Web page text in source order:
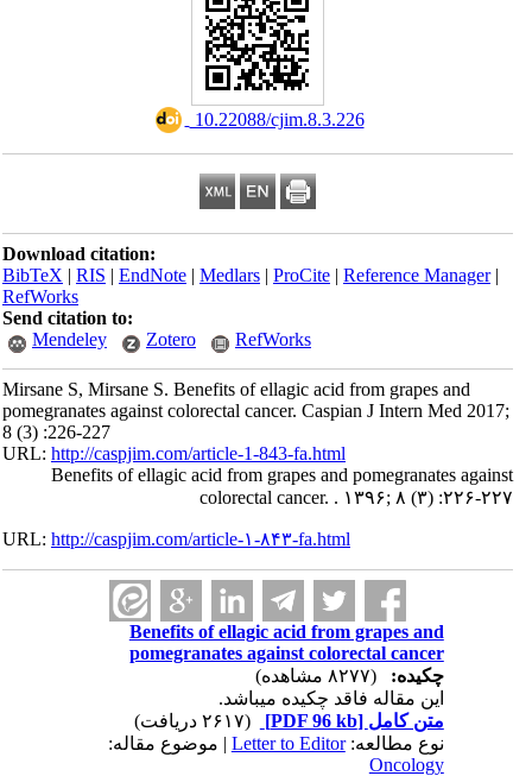
‎ 10.22088/cjim.8.3.226
Download citation:
BibTeX|RIS|EndNote|Medlars|ProCite|Reference Manager
RefWorks
Send citation to:
Mendeley
Zotero RefWorks
Mirsane S, Mirsane S. Benefits of ellagic acid from grapes and
pomegranates against colorectal cancer. Caspian J Intern Med 2017;
8 (3) :226-227
URL:http://caspjim.com/article-1-843-fa.html
Benefits of ellagic acid from grapes and pomegranates against
colorectal cancer. . ۱۳۹۶; ۸ (۳) :۲۲۶-۲۲۷
URL:http://caspjim.com/article-۱-۸۴۳-fa.html
Benefits of ellagic acid from grapes and
pomegranates against colorectal cancer
چکیده:
این مقاله فاقد چکیده می​باشد.
متن کامل[PDF 96 kb]
نوع مطالعه:Letter to Editor| موضوع مقاله:
Oncology